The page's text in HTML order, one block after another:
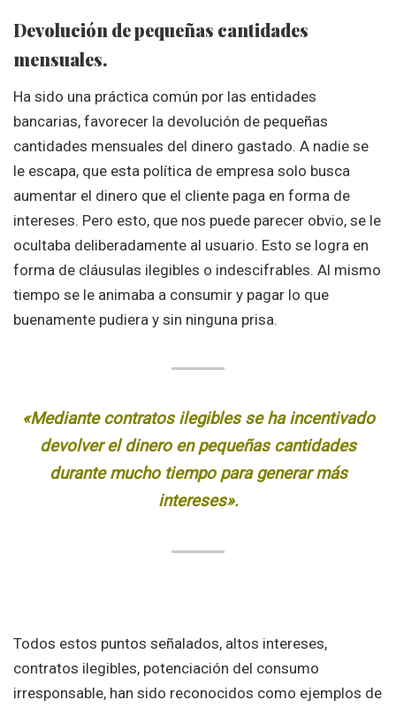
Devolución de pequeñas cantidades
mensuales.
Ha sido una práctica común por las entidades
bancarias, favorecer la devolución de pequeñas
cantidades mensuales del dinero gastado. A nadie se
le escapa, que esta política de empresa solo busca
aumentar el dinero que el cliente paga en forma de
intereses. Pero esto, que nos puede parecer obvio, se le
ocultaba deliberadamente al usuario. Esto se logra en
forma de cláusulas ilegibles o indescifrables. Al mismo
tiempo se le animaba a consumir y pagar lo que
buenamente pudiera y sin ninguna prisa.
«Mediante contratos ilegibles se ha incentivado
devolver el dinero en pequeñas cantidades
durante mucho tiempo para generar más
intereses».
Todos estos puntos señalados, altos intereses,
contratos ilegibles, potenciación del consumo
irresponsable, han sido reconocidos como ejemplos de